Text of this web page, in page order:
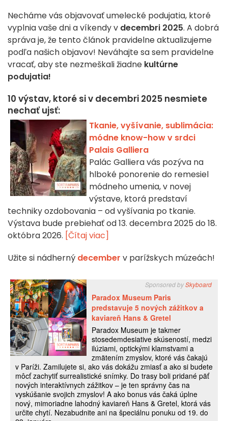
Necháme vás objavovať umelecké podujatia, ktoré
vyplnia vaše dni a víkendy v decembri 2025. A dobrá
správa je, že tento článok pravidelne aktualizujeme
podľa našich objavov! Neváhajte sa sem pravidelne
vracať, aby ste nezmeškali žiadne kultúrne
podujatia!
10 výstav, ktoré si v decembri 2025 nesmiete
nechať ujsť:
Tkanie, vyšívanie, sublimácia:
módne know-how v srdci
Palais Galliera
Palác Galliera vás pozýva na
hlboké ponorenie do remesiel
módneho umenia, v novej
výstave, ktorá predstaví
techniky ozdobovania – od vyšívania po tkanie.
Výstava bude prebiehať od 13. decembra 2025 do 18.
októbra 2026. [Čítaj viac]
Užite si nádherný december v parížskych múzeách!